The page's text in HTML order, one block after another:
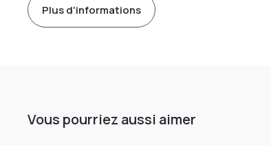
Plus d'informations
Vous pourriez aussi aimer